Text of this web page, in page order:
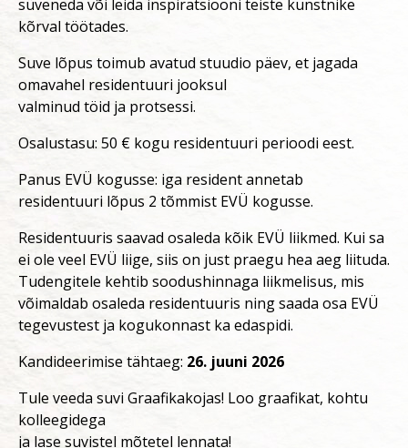
süveneda või leida inspiratsiooni teiste kunstnike
kõrval töötades.
Suve lõpus toimub avatud stuudio päev, et jagada
omavahel residentuuri jooksul
valminud töid ja protsessi.
Osalustasu: 50 € kogu residentuuri perioodi eest.
Panus EVÜ kogusse: iga resident annetab
residentuuri lõpus 2 tõmmist EVÜ kogusse.
Residentuuris saavad osaleda kõik EVÜ liikmed. Kui sa
ei ole veel EVÜ liige, siis on just praegu hea aeg liituda.
Tudengitele kehtib soodushinnaga liikmelisus, mis
võimaldab osaleda residentuuris ning saada osa EVÜ
tegevustest ja kogukonnast ka edaspidi.
Kandideerimise tähtaeg: 26. juuni 2026
Tule veeda suvi Graafikakojas! Loo graafikat, kohtu
kolleegidega
ja lase suvistel mõtetel lennata!